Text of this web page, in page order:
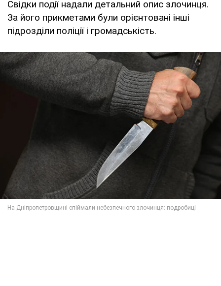
Свідки події надали детальний опис злочинця.
За його прикметами були орієнтовані інші
підрозділи поліції і громадськість.